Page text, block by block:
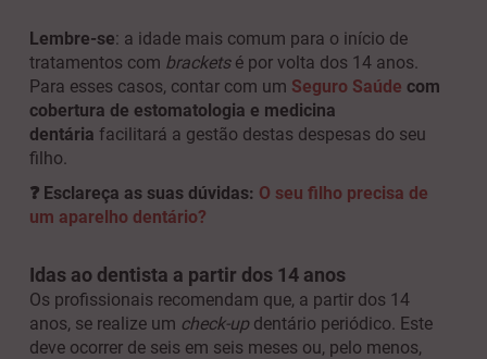
Lembre-se: a idade mais comum para o início de
tratamentos com bracketsé por volta dos 14 anos.
Para esses casos, contar com um Seguro Saúde com
cobertura de estomatologia e medicina
dentária facilitará a gestão destas despesas do seu
filho.
❓ Esclareça as suas dúvidas: O seu filho precisa de
um aparelho dentário?
Idas ao dentista a partir dos 14 anos
Os profissionais recomendam que, a partir dos 14
anos, se realize um check-updentário periódico. Este
deve ocorrer de seis em seis meses ou, pelo menos,